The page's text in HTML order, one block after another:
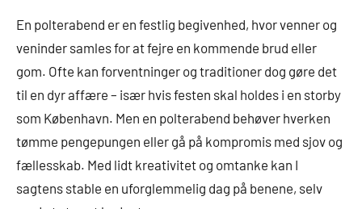
En polterabend er en festlig begivenhed, hvor venner og
veninder samles for at fejre en kommende brud eller
gom. Ofte kan forventninger og traditioner dog gøre det
til en dyr affære – især hvis festen skal holdes i en storby
som København. Men en polterabend behøver hverken
tømme pengepungen eller gå på kompromis med sjov og
fællesskab. Med lidt kreativitet og omtanke kan I
sagtens stable en uforglemmelig dag på benene, selv